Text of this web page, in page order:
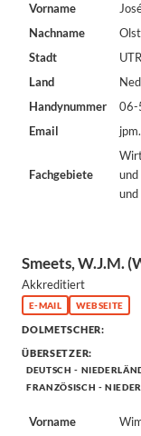
Vorname
Nachname
Stadt
Land
Handynummer
06-
Email
Fachgebiete
und
Smeets, W.J.M.
Akkreditiert
E-MAIL WEBSEITE
DOLMETSCHER:
ÜBERSETZER:
DEUTSCH -
FRANZÖSISCH -
Vorname